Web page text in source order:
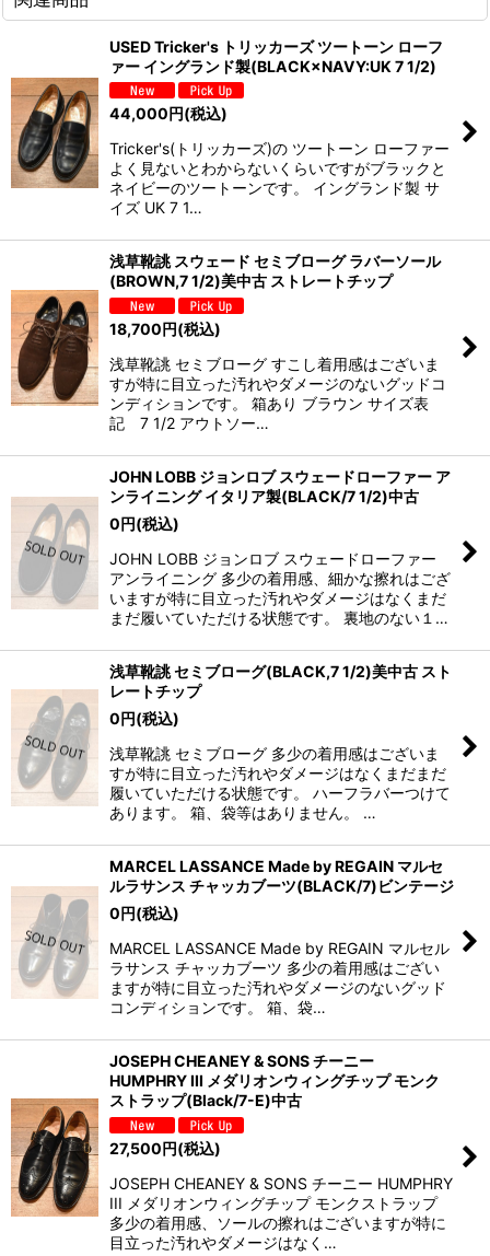
USED Tricker's トリッカーズ ツートーン ローフ
ァー イングランド製(BLACK×NAVY:UK 7 1/2)
44,000円(税込)
Tricker's(トリッカーズ)の ツートーン ローファー
よく見ないとわからないくらいですがブラックと
ネイビーのツートーンです。 イングランド製 サ
イズ UK 7 1…
浅草靴誂 スウェード セミブローグ ラバーソール
(BROWN,7 1/2)美中古 ストレートチップ
18,700円(税込)
浅草靴誂 セミブローグ すこし着用感はございま
すが特に目立った汚れやダメージのないグッドコ
ンディションです。 箱あり ブラウン サイズ表
記 7 1/2 アウトソー…
JOHN LOBB ジョンロブ スウェードローファー ア
ンライニング イタリア製(BLACK/7 1/2)中古
0円(税込)
JOHN LOBB ジョンロブ スウェードローファー
アンライニング 多少の着用感、細かな擦れはござ
いますが特に目立った汚れやダメージはなくまだ
まだ履いていただける状態です。 裏地のない１…
浅草靴誂 セミブローグ(BLACK,7 1/2)美中古 スト
レートチップ
0円(税込)
浅草靴誂 セミブローグ 多少の着用感はございま
すが特に目立った汚れやダメージはなくまだまだ
履いていただける状態です。 ハーフラバーつけて
あります。 箱、袋等はありません。 …
MARCEL LASSANCE Made by REGAIN マルセ
ルラサンス チャッカブーツ(BLACK/7)ビンテージ
0円(税込)
MARCEL LASSANCE Made by REGAIN マルセル
ラサンス チャッカブーツ 多少の着用感はござい
ますが特に目立った汚れやダメージのないグッド
コンディションです。 箱、袋…
JOSEPH CHEANEY & SONS チーニー
HUMPHRY III メダリオンウィングチップ モンク
ストラップ(Black/7-E)中古
27,500円(税込)
JOSEPH CHEANEY & SONS チーニー HUMPHRY
III メダリオンウィングチップ モンクストラップ
多少の着用感、ソールの擦れはございますが特に
目立った汚れやダメージはなく…